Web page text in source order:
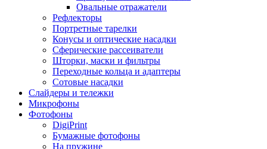
Овальные отражатели
Рефлекторы
Портретные тарелки
Конусы и оптические насадки
Сферические рассеиватели
Шторки, маски и фильтры
Переходные кольца и адаптеры
Сотовые насадки
Слайдеры и тележки
Микрофоны
Фотофоны
DigiPrint
Бумажные фотофоны
На пружине